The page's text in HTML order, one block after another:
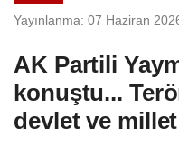
Yayınlanma: 07 Haziran
AK Partili
konuştu...
devlet ve